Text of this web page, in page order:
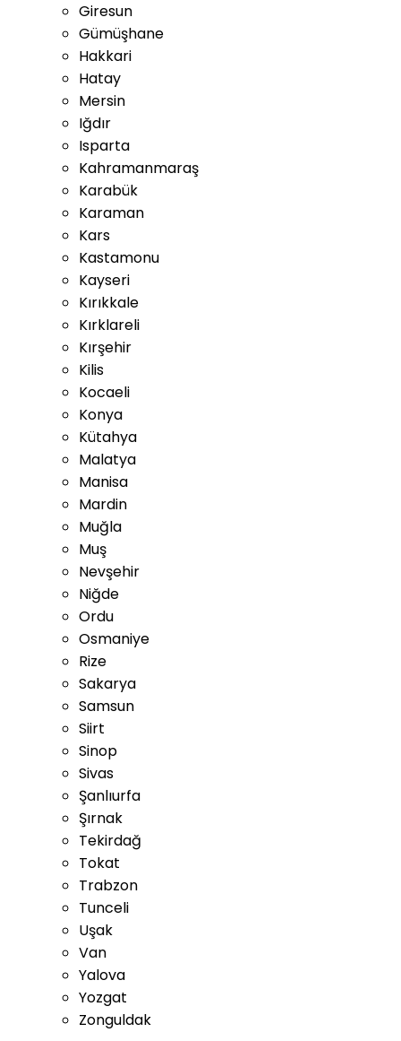
Giresun
Gümüşhane
Hakkari
Hatay
Mersin
Iğdır
Isparta
Kahramanmaraş
Karabük
Karaman
Kars
Kastamonu
Kayseri
Kırıkkale
Kırklareli
Kırşehir
Kilis
Kocaeli
Konya
Kütahya
Malatya
Manisa
Mardin
Muğla
Muş
Nevşehir
Niğde
Ordu
Osmaniye
Rize
Sakarya
Samsun
Siirt
Sinop
Sivas
Şanlıurfa
Şırnak
Tekirdağ
Tokat
Trabzon
Tunceli
Uşak
Van
Yalova
Yozgat
Zonguldak